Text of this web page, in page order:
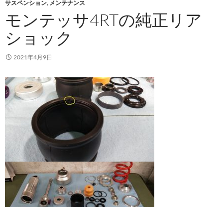
サスペンション, メンテナンス
モンテッサ4RTの純正リア
ショック
2021年4月9日